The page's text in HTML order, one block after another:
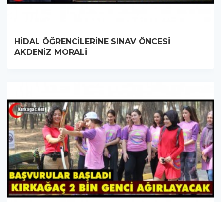
HİDAL ÖĞRENCİLERİNE SINAV ÖNCESİ
AKDENİZ MORALİ